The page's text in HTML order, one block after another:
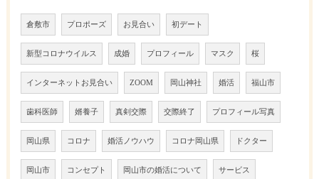
倉敷市 プロポーズ お見合い 初デート
新型コロナウイルス 成婚 プロフィール マスク 桜
インターネットお見合い ZOOM 岡山神社 婚活 福山市
歯科医師 婿養子 真剣交際 交際終了 プロフィール写真
岡山県 コロナ 婚活ノウハウ コロナ岡山県 ドクター
岡山市 コンセプト 岡山市の婚活について サービス